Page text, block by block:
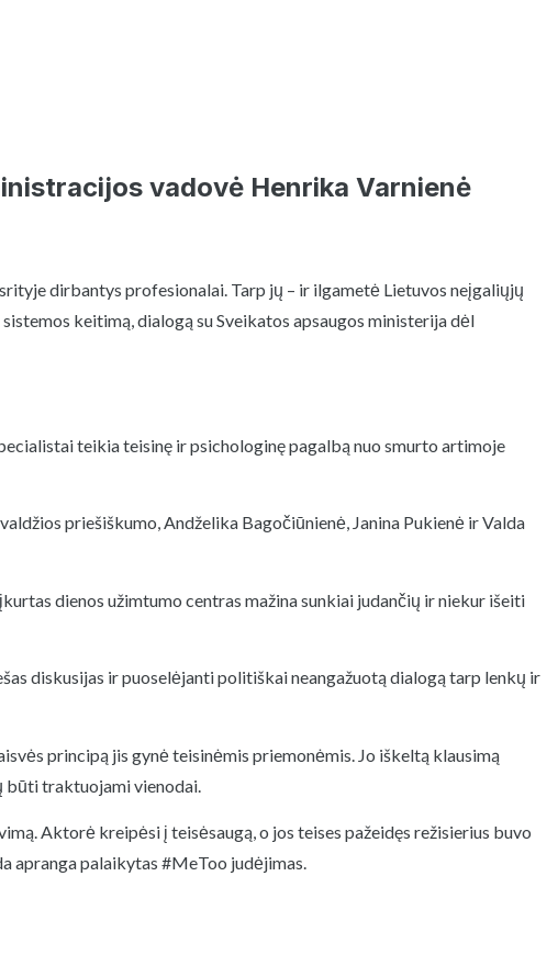
vadovė Henrika Varnienė
dirbantys profesionalai. Tarp jų – ir ilgametė Lietuvos neįgaliųjų
keitimą, dialogą su Sveikatos apsaugos ministerija dėl
teikia teisinę ir psichologinę pagalbą nuo smurto artimoje
priešiškumo, Andželika Bagočiūnienė, Janina Pukienė ir Valda
dienos užimtumo centras mažina sunkiai judančių ir niekur išeiti
diskusijas ir puoselėjanti politiškai neangažuotą dialogą tarp lenkų ir
principą jis gynė teisinėmis priemonėmis. Jo iškeltą klausimą
būti traktuojami vienodai.
Aktorė kreipėsi į teisėsaugą, o jos teises pažeidęs režisierius buvo
apranga palaikytas #MeToo judėjimas.